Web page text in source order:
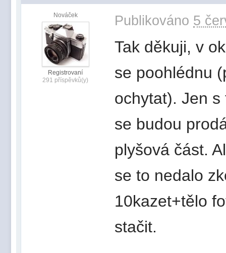
Nováček
Registrovaní
291 příspěvků(y)
Publikováno 5
Tak děkuji, v
se poohlédnu
ochytat). Jen
se budou
plyšová část.
se to nedalo
10kazet+tělo
stačit.